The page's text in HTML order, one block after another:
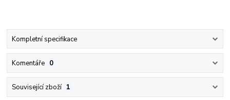
Kompletní specifikace
Komentáře 0
Související zboží 1